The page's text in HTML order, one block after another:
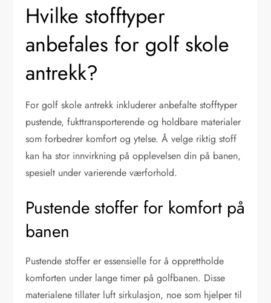
Hvilke stofftyper
anbefales for golf skole
antrekk?
For golf skole antrekk inkluderer anbefalte stofftyper
pustende, fukttransporterende og holdbare materialer
som forbedrer komfort og ytelse. Å velge riktig stoff
kan ha stor innvirkning på opplevelsen din på banen,
spesielt under varierende værforhold.
Pustende stoffer for komfort på
banen
Pustende stoffer er essensielle for å opprettholde
komforten under lange timer på golfbanen. Disse
materialene tillater luft sirkulasjon, noe som hjelper til